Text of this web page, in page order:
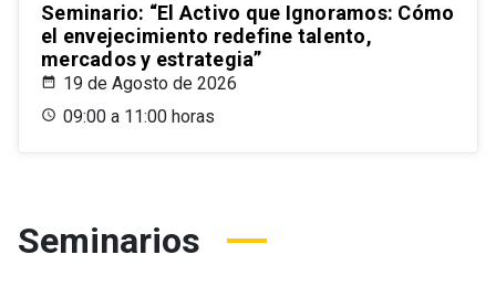
Seminario: “El Activo que Ignoramos: Cómo
el envejecimiento redefine talento,
mercados y estrategia”
19 de Agosto de 2026
09:00 a 11:00 horas
Seminarios